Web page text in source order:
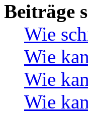
Beiträge
Wie
Wie
Wie
Wie